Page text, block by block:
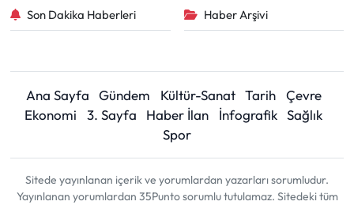
Son Dakika Haberleri Haber Arşivi
Ana Sayfa Gündem Kültür-Sanat Tarih
Çevre
Ekonomi
3. Sayfa Haber İlan İnfografik Sağlık
Spor
Sitede yayınlanan içerik ve yorumlardan yazarları sorumludur.
Yayınlanan yorumlardan 35Punto sorumlu tutulamaz. Sitedeki tüm